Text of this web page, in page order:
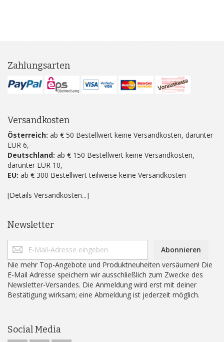
Zahlungsarten
Versandkosten
Österreich: ab € 50 Bestellwert keine Versandkosten, darunter
EUR 6,-
Deutschland: ab € 150 Bestellwert keine Versandkosten,
darunter EUR 10,-
EU: ab € 300 Bestellwert teilweise keine Versandkosten
[Details Versandkosten...]
Newsletter
Abonnieren
Nie mehr Top-Angebote und Produktneuheiten versäumen! Die
E-Mail Adresse speichern wir ausschließlich zum Zwecke des
Newsletter-Versandes. Die Anmeldung wird erst mit deiner
Bestätigung wirksam; eine Abmeldung ist jederzeit möglich.
Social Media